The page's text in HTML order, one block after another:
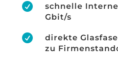

schnelle
Gbit/s

direkte
zu